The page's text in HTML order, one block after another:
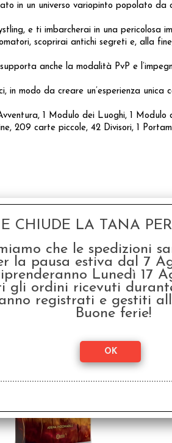
in un universo variopinto popolato
e ti imbarcherai in una pericolosa
scoprirai antichi segreti e, alla
anche la modalità PvP e
modo da creare un’esperienza unica
1 Modulo dei Luoghi, 1
209 carte piccole, 42 Divisori, 1
Raven King Sleeves -
Bustine Protettive
45x68 mm (100) - Mini
SCONTO 20%
CHIUDE LA TANA
che le spedizioni
la pausa estiva dal 7
Lunedì 17
gli ordini ricevuti
registrati e gestiti
Buone ferie!